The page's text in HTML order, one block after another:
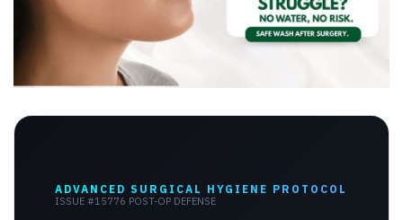
ADVANCED SURGICAL HYGIENE PROTOCOL
ISSUE #15776 POST-OP DEFENSE